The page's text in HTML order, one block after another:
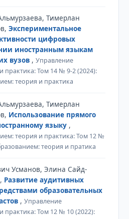
Тимерлан
Экспериментальное
цифровых
иностранным языкам
вузов , Управление
практика: Том 14 № 9-2 (2024):
теория и практика
Тимерлан
Использование прямого
языку ,
теория и практика: Том 12 №
теория и пратика
Усманов, Элина Сайд-
Развитие аудитивных
образовательных
, Управление
практика: Том 12 № 10 (2022):